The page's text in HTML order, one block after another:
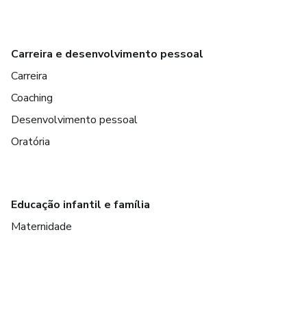
Carreira e desenvolvimento pessoal
Carreira
Coaching
Desenvolvimento pessoal
Oratória
Educação infantil e família
Maternidade